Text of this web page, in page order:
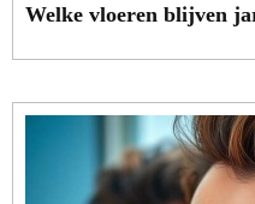
Welke vloeren blijven